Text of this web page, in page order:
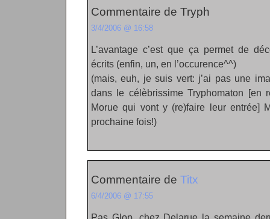
Commentaire de Tryph
3/4/2006 @ 16:58
L’avantage c’est que ça permet de
écrits (enfin, un, en l’occurence^^)
(mais, euh, je suis vert: j’ai pas une
dans le célèbrissime Tryphomaton [en
Morue qui vont y (re)faire leur entrée]
prochaine fois!)
Commentaire de Titx
6/4/2006 @ 17:55